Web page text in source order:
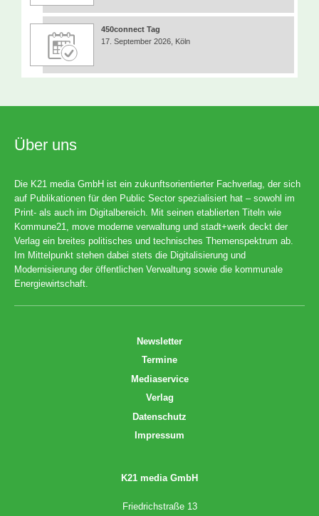
450connect Tag
17. September 2026, Köln
Über uns
Die K21 media GmbH ist ein zukunftsorientierter Fachverlag, der sich
auf Publikationen für den Public Sector spezialisiert hat – sowohl im
Print- als auch im Digitalbereich. Mit seinen etablierten Titeln wie
Kommune21, move moderne verwaltung und stadt+werk deckt der
Verlag ein breites politisches und technisches Themenspektrum ab.
Im Mittelpunkt stehen dabei stets die Digitalisierung und
Modernisierung der öffentlichen Verwaltung sowie die kommunale
Energiewirtschaft.
Newsletter
Termine
Mediaservice
Verlag
Datenschutz
Impressum
K21 media GmbH
Friedrichstraße 13